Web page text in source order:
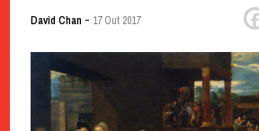
David Chan - 17 Out 2017